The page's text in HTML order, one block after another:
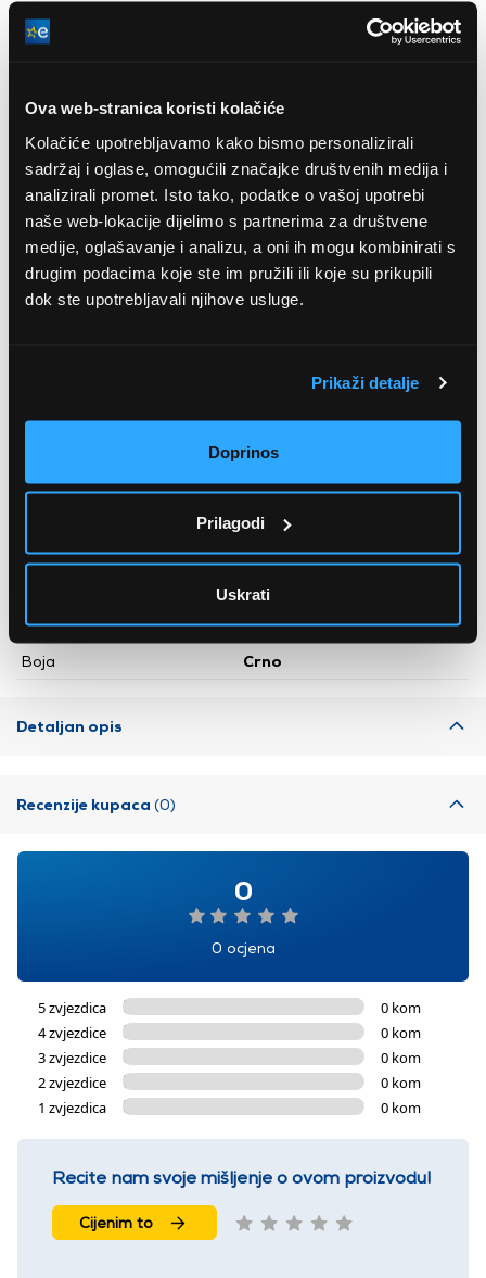
Ova web-stranica koristi kolačiće
Kolačiće upotrebljavamo kako bismo personalizirali
sadržaj i oglase, omogućili značajke društvenih medija i
analizirali promet. Isto tako, podatke o vašoj upotrebi
naše web-lokacije dijelimo s partnerima za društvene
medije, oglašavanje i analizu, a oni ih mogu kombinirati s
drugim podacima koje ste im pružili ili koje su prikupili
dok ste upotrebljavali njihove usluge.
Prikaži detalje
Doprinos
Prilagodi
Uskrati
, ,
Indukcijska ploča za
5 kom
Prikaz preostale topline
Da
7.400 W
Dječja brava
Da
Boja
Crno
Detaljan opis
Recenzije kupaca (0)
0
0 ocjena
5 zvjezdica
0 kom
4 zvjezdice
0 kom
3 zvjezdice
0 kom
2 zvjezdice
0 kom
1 zvjezdica
0 kom
Recite nam svoje mišljenje o ovom proizvodu!
Cijenim to